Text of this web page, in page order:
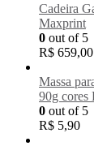
Cadeira
Maxprint
0 out of 5
R$ 659,00
Massa
90g cores
0 out of 5
R$ 5,90